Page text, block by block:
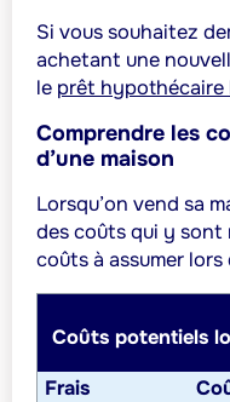
Si vous souhaitez
achetant une
le prêt hypothécaire
Comprendre les
d’une maison
Lorsqu’on vend sa
des coûts qui y sont
coûts à assumer
Coûts potentiels
Frais